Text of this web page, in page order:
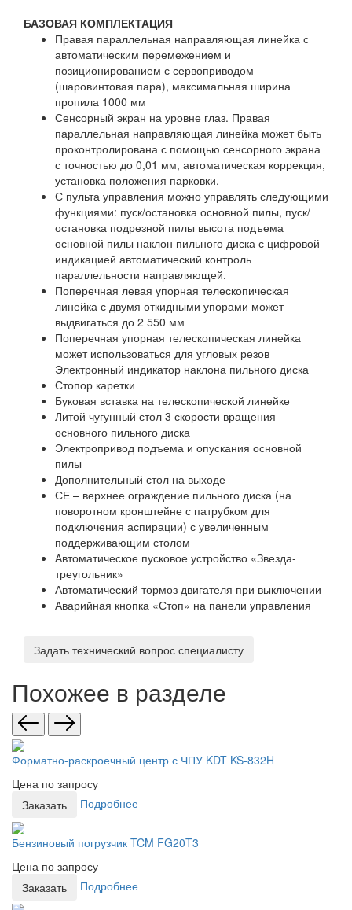
БАЗОВАЯ КОМПЛЕКТАЦИЯ
Правая параллельная направляющая линейка с
автоматическим перемежением и
позиционированием с сервоприводом
(шаровинтовая пара), максимальная ширина
пропила 1000 мм
Сенсорный экран на уровне глаз. Правая
параллельная направляющая линейка может быть
проконтролирована с помощью сенсорного экрана
с точностью до 0,01 мм, автоматическая коррекция,
установка положения парковки.
С пульта управления можно управлять следующими
функциями: пуск/остановка основной пилы, пуск/
остановка подрезной пилы высота подъема
основной пилы наклон пильного диска с цифровой
индикацией автоматический контроль
параллельности направляющей.
Поперечная левая упорная телескопическая
линейка с двумя откидными упорами может
выдвигаться до 2 550 мм
Поперечная упорная телескопическая линейка
может использоваться для угловых резов
Электронный индикатор наклона пильного диска
Стопор каретки
Буковая вставка на телескопической линейке
Литой чугунный стол 3 скорости вращения
основного пильного диска
Электропривод подъема и опускания основной
пилы
Дополнительный стол на выходе
СЕ – верхнее ограждение пильного диска (на
поворотном кронштейне с патрубком для
подключения аспирации) с увеличенным
поддерживающим столом
Автоматическое пусковое устройство «Звезда-
треугольник»
Автоматический тормоз двигателя при выключении
Аварийная кнопка «Стоп» на панели управления
Задать технический вопрос специалисту
Похожее в разделе
Форматно-раскроечный центр с ЧПУ KDT KS-832H
Цена по запросу
Заказать
Подробнее
Бензиновый погрузчик TCM FG20T3
Цена по запросу
Заказать
Подробнее